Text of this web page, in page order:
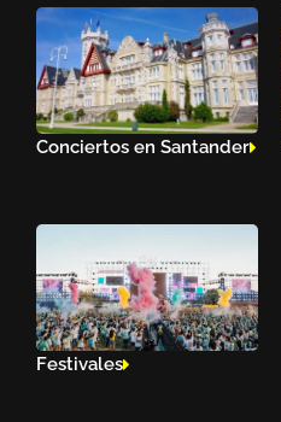
Conciertos en Santander
Festivales